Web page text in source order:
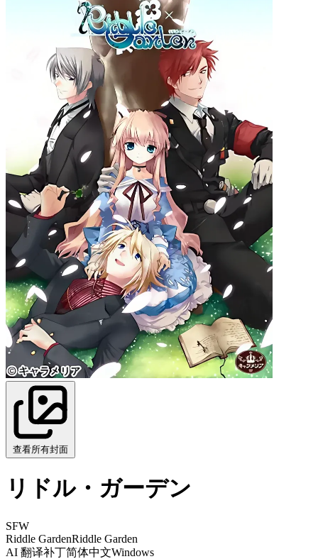
查看所有封面
リドル・ガーデン
SFW
Riddle GardenRiddle Garden
AI 翻译补丁简体中文Windows